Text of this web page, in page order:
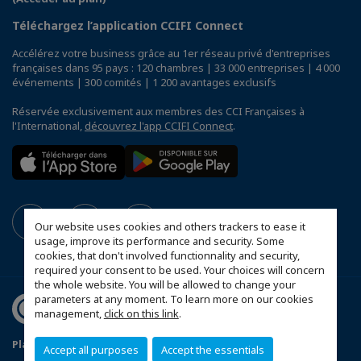
Our website uses cookies and others trackers to ease it
usage, improve its performance and security. Some
cookies, that don't involved functionnality and security,
required your consent to be used. Your choices will concern
the whole website. You will be allowed to change your
parameters at any moment. To learn more on our cookies
management,click on this link.
Accept all purposes Accept the essentials
Téléchargez l’application CCIFI Connect
Accélérez votre business grâce au 1er réseau privé d'entreprises
françaises dans 95 pays : 120 chambres | 33 000 entreprises | 4 000
événements | 300 comités | 1 200 avantages exclusifs
Réservée exclusivement aux membres des CCI Françaises à
l'International, découvrez l'app CCIFI Connect.
Plan du site Conditions générales de vente